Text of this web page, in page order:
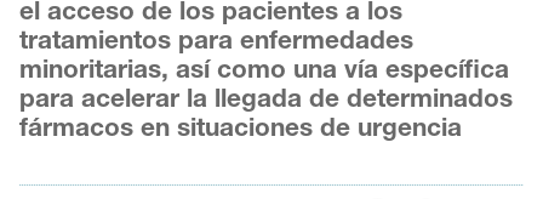
el acceso de los pacientes a los
tratamientos para enfermedades
minoritarias, así como una vía específica
para acelerar la llegada de determinados
fármacos en situaciones de urgencia